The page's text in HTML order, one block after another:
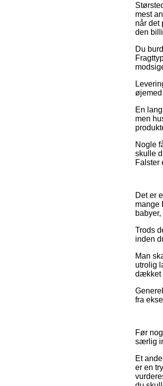
mest
når det
den
Du
En
men
Nogle
skulle
Falster
Det er
mange
Trods
inden
Man
utrolig
dækket
fra
Før
særlig
Et
er en